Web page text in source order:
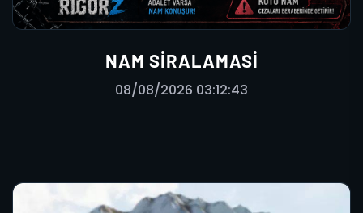
NAM SIRALAMASI
08/08/2026 03:12:43